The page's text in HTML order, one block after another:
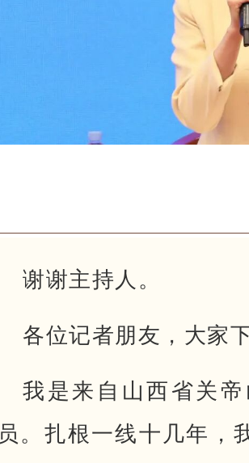
谢谢主持人。
各位记者朋友，大家
我是来自山西省关
员。扎根一线十几年，